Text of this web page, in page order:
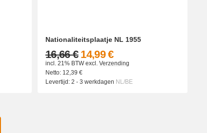
Nationaliteitsplaatje NL 1955
14,99 €
16,66 €
incl. 21% BTWexcl. Verzending
Netto: 12,39 €
Levertijd: 2 - 3 werkdagen NL/BE